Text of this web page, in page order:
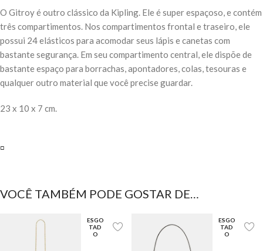
O Gitroy é outro clássico da Kipling. Ele é super espaçoso, e contém
três compartimentos. Nos compartimentos frontal e traseiro, ele
possui 24 elásticos para acomodar seus lápis e canetas com
bastante segurança. Em seu compartimento central, ele dispõe de
bastante espaço para borrachas, apontadores, colas, tesouras e
qualquer outro material que você precise guardar.
23 x 10 x 7 cm.
▫️
VOCÊ TAMBÉM PODE GOSTAR DE…
ESGO
TAD
O
ESGO
TAD
O